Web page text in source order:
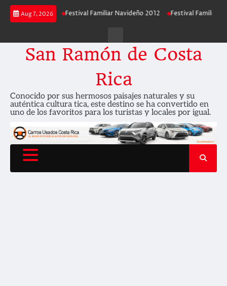
Skip
Aug 7, 2026
2013 Festival Familiar Navideño 2012 Festival Familiar
San Ramón de Costa
Rica
Conocido por sus hermosos paisajes naturales y su
auténtica cultura tica, este destino se ha convertido en
uno de los favoritos para los turistas y locales por igual.